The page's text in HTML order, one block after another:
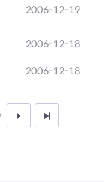
역세권 활성화사업
립
서울도시공간포털
2006-12-19
2006-12-18
2006-12-18
끝